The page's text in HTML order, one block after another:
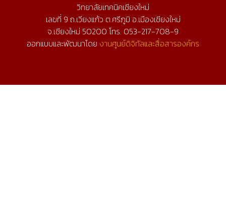
วิทยาลัยเทคนิคเชียงใหม่
เลขที่ 9 ถ.เวียงแก้ว ต.ศรีภูมิ อ.เมืองเชียงใหม่
จ.เชียงใหม่ 50200 โทร. 053-217-708-9
ออกแบบและพัฒนาโดย งานศูนย์ดิจิทัลและสื่อสารองค์กร